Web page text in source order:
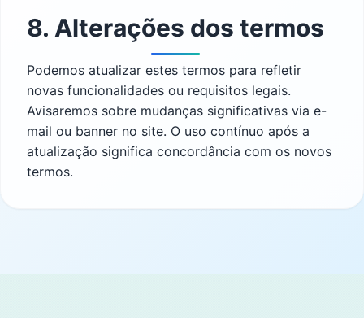
8. Alterações dos termos
Podemos atualizar estes termos para refletir
novas funcionalidades ou requisitos legais.
Avisaremos sobre mudanças significativas via e-
mail ou banner no site. O uso contínuo após a
atualização significa concordância com os novos
termos.